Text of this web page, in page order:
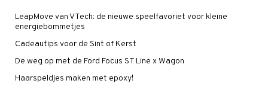
LeapMove van VTech: de nieuwe speelfavoriet voor kleine
energiebommetjes
Cadeautips voor de Sint of Kerst
De weg op met de Ford Focus ST Line x Wagon
Haarspeldjes maken met epoxy!